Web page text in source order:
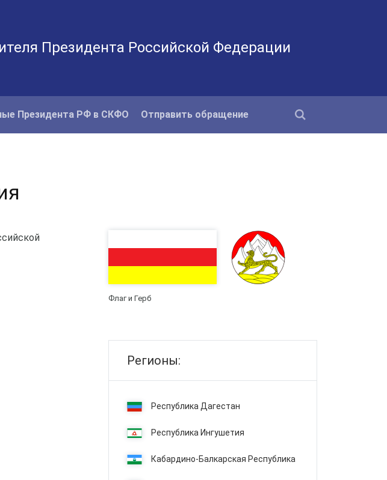
Президента Российской Федерации
Президента РФ в СКФО Отправить обращение
Флаг и Герб
Регионы:
Республика Дагестан
Республика Ингушетия
Кабардино-Балкарская Республика